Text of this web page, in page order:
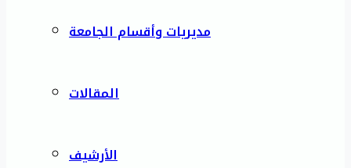
مديريات وأقسام الجامعة
المقالات
الأرشيف